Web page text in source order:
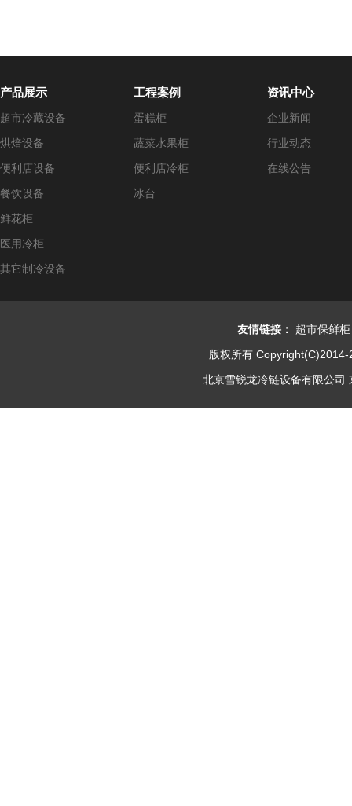
产品展示
超市冷藏设备
烘焙设备
便利店设备
餐饮设备
鲜花柜
医用冷柜
其它制冷设备
工程案例
蛋糕柜
蔬菜水果柜
便利店冷柜
冰台
资讯中心
企业新闻
行业动态
在线公告
友情链接：
超市保鲜柜
版权所有
北京雪锐龙冷链设备有限公司